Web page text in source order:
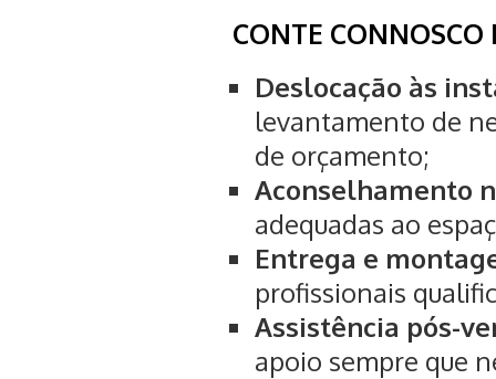
CONTE CONNOSCO
Deslocação às
levantamento de
de orçamento;
Aconselhamento
adequadas ao
Entrega e
profissionais
Assistência pós-
apoio sempre que